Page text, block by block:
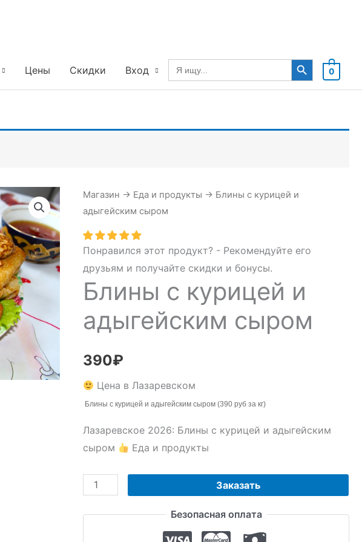
Цены Скидки Вход
Search
for:
Search Button
0
Магазин → Еда и продукты → Блины с курицей и
адыгейским сыром
Понравился этот продукт? - Рекомендуйте его
друзьям и получайте скидки и бонусы.
Блины с курицей и
адыгейским сыром
390₽
Цена в Лазаревском
Блины с курицей и адыгейским сыром (390 руб за кг)
Лазаревское 2026: Блины с курицей и адыгейским
сыром
Еда и продукты
Количество
товара
Блины
Заказать
Безопасная оплата